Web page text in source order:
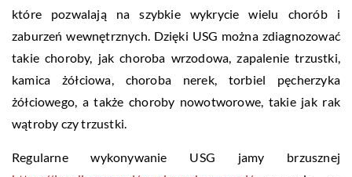
które pozwalają na szybkie wykrycie wielu chorób i
zaburzeń wewnętrznych. Dzięki USG można zdiagnozować
takie choroby, jak choroba wrzodowa, zapalenie trzustki,
kamica żółciowa, choroba nerek, torbiel pęcherzyka
żółciowego, a także choroby nowotworowe, takie jak rak
wątroby czy trzustki.
Regularne wykonywanie USG jamy brzusznej